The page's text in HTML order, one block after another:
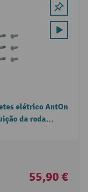
elétrico AntOn
da roda
55,90 €